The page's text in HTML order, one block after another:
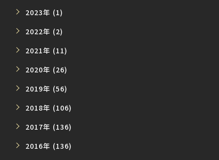
2023年 (1)
2022年 (2)
2021年 (11)
2020年 (26)
2019年 (56)
2018年 (106)
2017年 (136)
2016年 (136)